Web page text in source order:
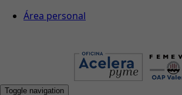
Área personal
Toggle navigation